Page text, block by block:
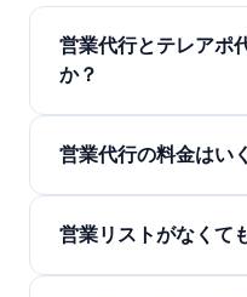
営業代行とテレアポ
か？
営業代行の料金はい
営業リストがなくて